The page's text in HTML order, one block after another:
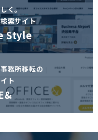
く。
索サイト
Style
務所移転の
ト